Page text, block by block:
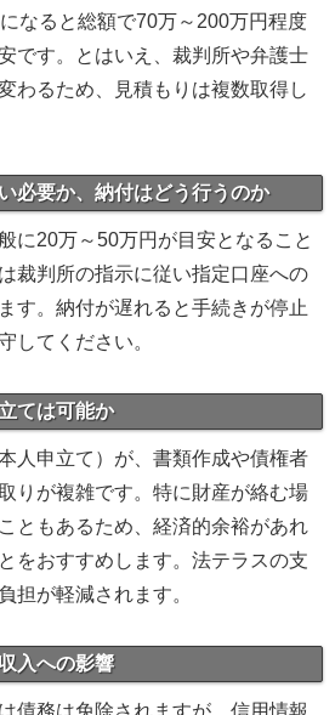
なると総額で70万～200万円程度
です。とはいえ、裁判所や弁護士
わるため、見積もりは複数取得し
必要か、納付はどう行うのか
に20万～50万円が目安となること
裁判所の指示に従い指定口座への
す。納付が遅れると手続きが停止
してください。
ては可能か
人申立て）が、書類作成や債権者
りが複雑です。特に財産が絡む場
ともあるため、経済的余裕があれ
をおすすめします。法テラスの支
担が軽減されます。
入への影響